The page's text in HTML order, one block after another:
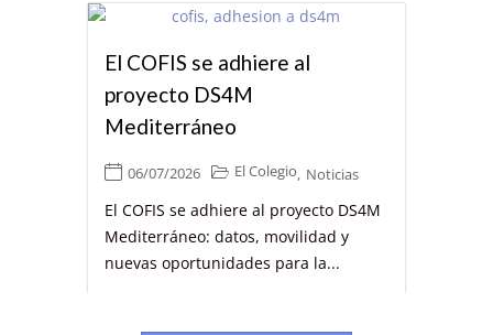
El COFIS se adhiere al
proyecto DS4M
Mediterráneo
06/07/2026 El Colegio, Noticias
El COFIS se adhiere al proyecto DS4M
Mediterráneo: datos, movilidad y
nuevas oportunidades para la...